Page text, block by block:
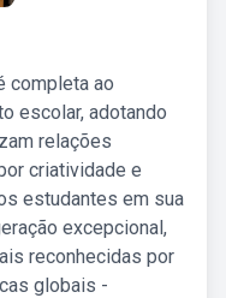
completa ao
escolar, adotando
relações
criatividade e
estudantes em sua
excepcional,
reconhecidas por
globais -